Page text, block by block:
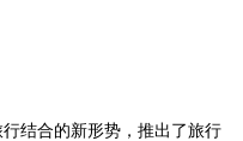
结合的新形势，推出了旅行